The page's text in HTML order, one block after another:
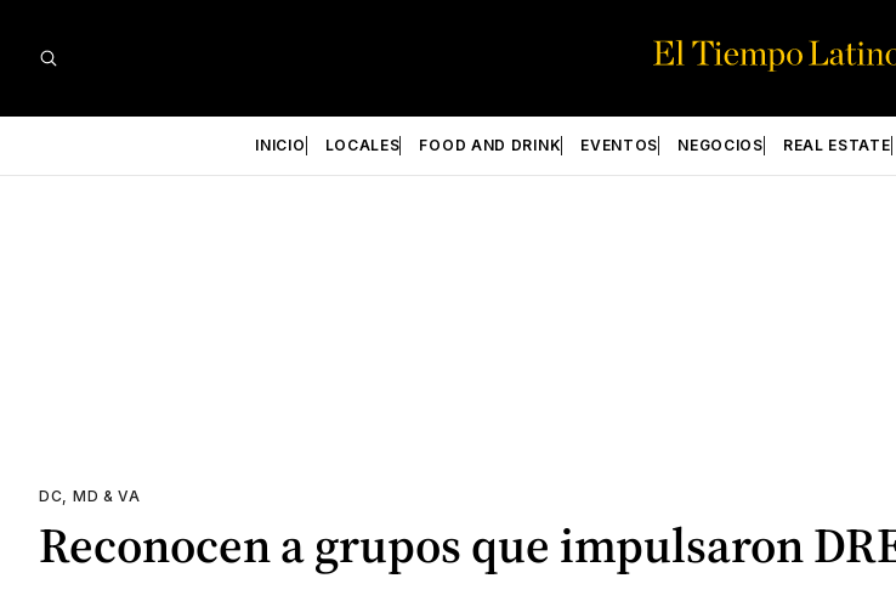
INICIO LOCALES FOOD AND DRINK EVENTOS NEGOCIOS REAL ESTATE
DC, MD & VA
Reconocen a grupos que impulsaron